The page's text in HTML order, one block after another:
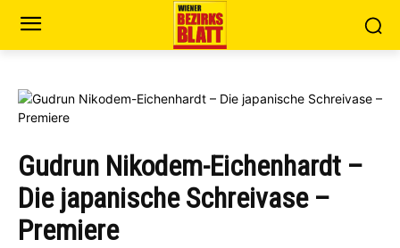
Gudrun Nikodem-Eichenhardt –
Die japanische Schreivase –
Premiere